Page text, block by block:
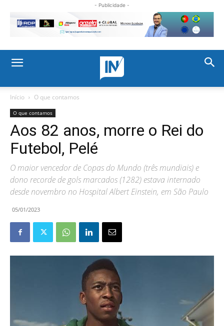
- Publicidade -
Início O que contamos
O que contamos
Aos 82 anos, morre o Rei do
Futebol, Pelé
O maior vencedor de Copas do Mundo (três mundiais) e
dono recorde de gols marcados (1282) estava internado
desde novembro no Hospital Albert Einstein, em São Paulo
05/01/2023